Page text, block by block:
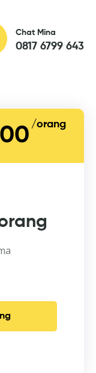
Chat Mina
0817 6799 643
/orang